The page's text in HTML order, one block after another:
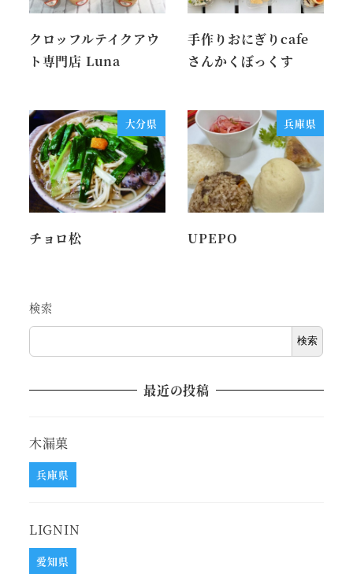
クロッフルテイクアウ
ト専門店 Luna
手作りおにぎりcafe
さんかくぼっくす
大分県
チョロ松
兵庫県
UPEPO
検索
検索
最近の投稿
木漏菓
兵庫県
LIGNIN
愛知県